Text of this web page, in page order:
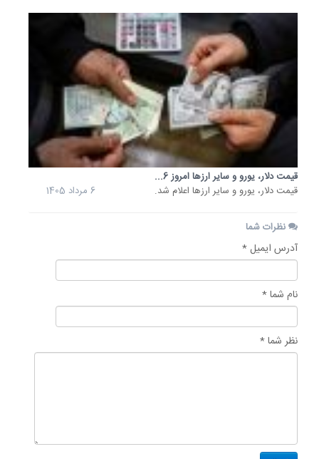
قیمت دلار، یورو و سایر ارزها امروز 6...
قیمت دلار، یورو و سایر ارزها اعلام شد.
6 مرداد 1405
نظرات شما
آدرس ایمیل *
نام شما *
نظر شما *